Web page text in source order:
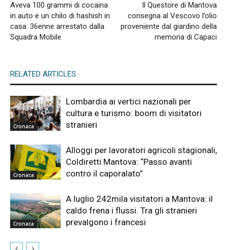
Aveva 100 grammi di cocaina
in auto e un chilo di hashish in
casa: 36enne arrestato dalla
Squadra Mobile
Il Questore di Mantova
consegna al Vescovo l’olio
proveniente dal giardino della
memoria di Capaci
RELATED ARTICLES
Cronaca
Lombardia ai vertici nazionali per
cultura e turismo: boom di visitatori
stranieri
Cronaca
Alloggi per lavoratori agricoli stagionali,
Coldiretti Mantova: “Passo avanti
contro il caporalato”
Cronaca
A luglio 242mila visitatori a Mantova: il
caldo frena i flussi. Tra gli stranieri
prevalgono i francesi